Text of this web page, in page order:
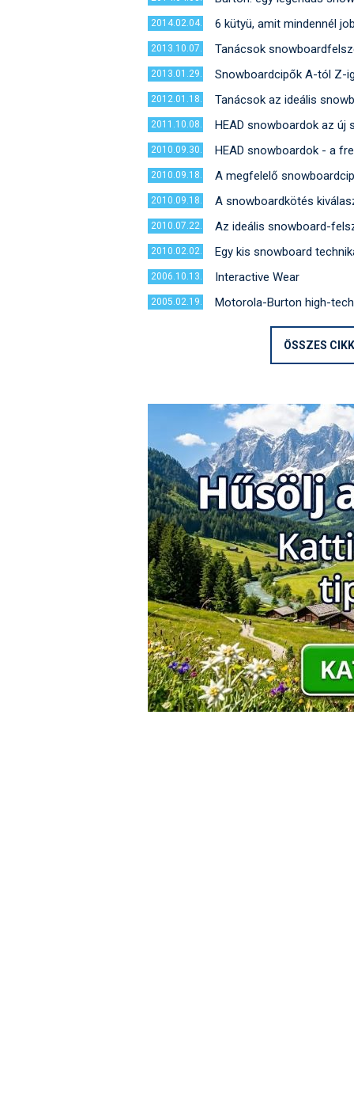
2014.02.04. 6 kütyü, amit mindennél
2013.10.07. Tanácsok
2013.01.29. Snowboardcipők A-tól Z-
2012.01.18. Tanácsok az ideális
2011.10.08. HEAD snowboardok az új
2010.09.30. HEAD snowboardok - a
2010.09.18. A megfelelő
2010.09.18. A snowboardkötés
2010.07.22. Az ideális snowboard-
2010.02.02. Egy kis snowboard
2006.10.13. Interactive Wear
2005.02.19. Motorola-Burton high-
ÖSSZES